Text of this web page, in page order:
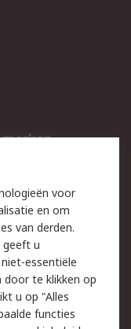
merken
veiligheid
voor
en om
van derden.
geeft u
essentiële
door te klikken op
u op "Alles
functies